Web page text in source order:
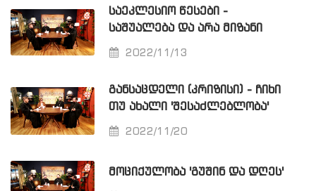
ᲡᲐᲔᲙᲚᲔᲡᲘᲝ ᲬᲔᲡᲔᲑᲘ -
ᲡᲐᲨᲣᲐᲚᲔᲑᲐ ᲓᲐ ᲐᲠᲐ ᲛᲘᲖᲐᲜᲘ
2022/11/13
ᲒᲐᲜᲡᲐᲪᲓᲔᲚᲘ (ᲙᲠᲘᲖᲘᲡᲘ) - ᲩᲘᲮᲘ
ᲗᲣ ᲐᲮᲐᲚᲘ 'ᲨᲔᲡᲐᲫᲚᲔᲑᲚᲝᲑᲐ'
2022/11/20
ᲛᲝᲪᲘᲥᲣᲚᲝᲑᲐ 'ᲒᲣᲨᲘᲜ ᲓᲐ ᲓᲦᲔᲡ'